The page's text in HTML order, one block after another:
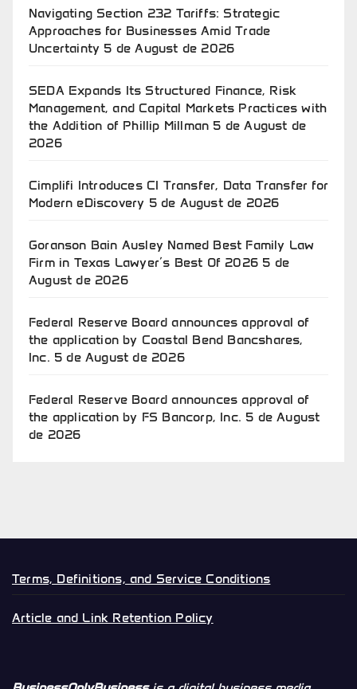
Navigating Section 232 Tariffs: Strategic
Approaches for Businesses Amid Trade
Uncertainty 5 de August de 2026
SEDA Expands Its Structured Finance, Risk
Management, and Capital Markets Practices with
the Addition of Phillip Millman 5 de August de
2026
Cimplifi Introduces CI Transfer, Data Transfer for
Modern eDiscovery 5 de August de 2026
Goranson Bain Ausley Named Best Family Law
Firm in Texas Lawyer’s Best Of 2026 5 de
August de 2026
Federal Reserve Board announces approval of
the application by Coastal Bend Bancshares,
Inc. 5 de August de 2026
Federal Reserve Board announces approval of
the application by FS Bancorp, Inc. 5 de August
de 2026
Terms, Definitions, and Service Conditions
Article and Link Retention Policy